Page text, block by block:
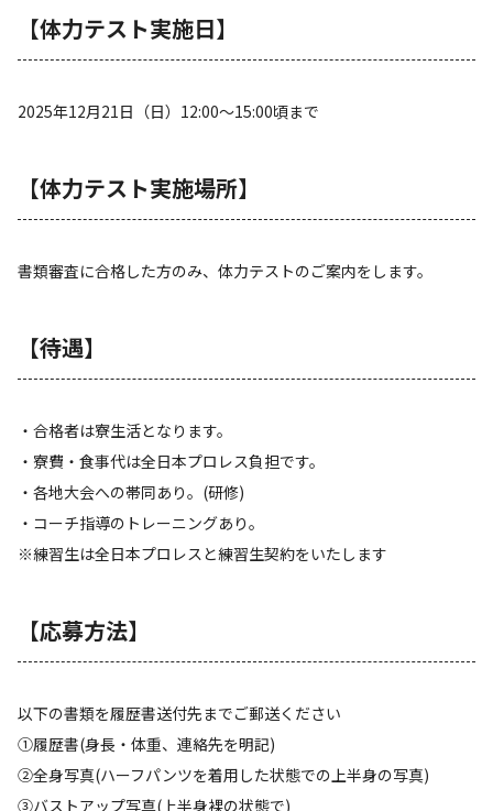
【体力テスト実施日】
2025年12月21日（日）12:00～15:00頃まで
【体力テスト実施場所】
書類審査に合格した方のみ、体力テストのご案内をします。
【待遇】
・合格者は寮生活となります。
・寮費・食事代は全日本プロレス負担です。
・各地大会への帯同あり。(研修)
・コーチ指導のトレーニングあり。
※練習生は全日本プロレスと練習生契約をいたします
【応募方法】
以下の書類を履歴書送付先までご郵送ください
①履歴書(身長・体重、連絡先を明記)
②全身写真(ハーフパンツを着用した状態での上半身の写真)
③バストアップ写真(上半身裸の状態で)